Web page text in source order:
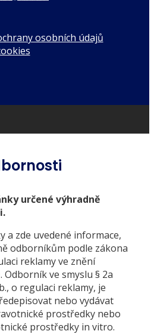
osobních údajů
určené výhradně
a zde uvedené informace,
odborníkům podle zákona
reklamy ve znění
ve smyslu § 2a
o regulaci reklamy, je
nebo vydávat
prostředky nebo
prostředky in vitro.